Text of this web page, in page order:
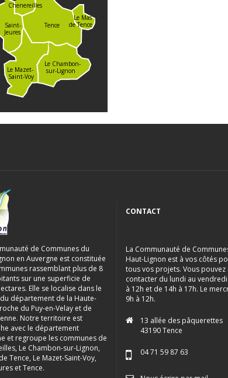
Le Chambon-
sur-Lignon
Le Mazet-
Saint-Voy
Tence
Chenereilles
Saint-
Jeures
Le Mas
de Tence
de Communes du
en Auvergne est constituée
rassemblant plus de 8
sur une superficie de
Elle se localise dans le
département de la Haute-
du Puy-en-Velay et de
Notre territoire est
avec le département
et regroupe les communes de
Le Chambon-sur-Lignon,
Tence, Le Mazet-Saint-Voy,
et Tence.
CONTACT
La Communauté de
Haut-Lignon est à vos côtés
tous vos projets. Vous pouvez
contacter du lundi au
à 12h et de 14h à 17h. Le
9h à 12h.
13 allée des pâquerettes
43190 Tence
04 71 59 87 63